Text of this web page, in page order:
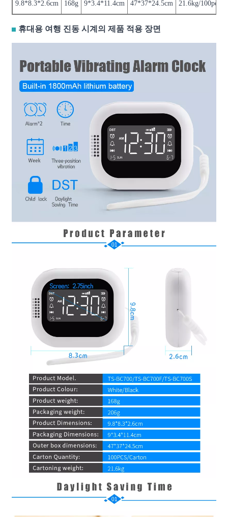
9.8*8.3*2.6cm 168g 9*3.4*11.4cm 47*37*24.5cm 21.6kg/100pcs
휴대용 여행 진동 시계의 제품 적용 장면